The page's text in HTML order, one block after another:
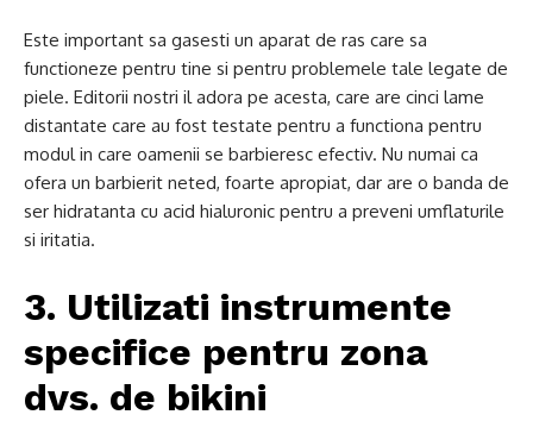
Este important sa gasesti un aparat de ras care sa
functioneze pentru tine si pentru problemele tale legate de
piele. Editorii nostri il adora pe acesta, care are cinci lame
distantate care au fost testate pentru a functiona pentru
modul in care oamenii se barbieresc efectiv. Nu numai ca
ofera un barbierit neted, foarte apropiat, dar are o banda de
ser hidratanta cu acid hialuronic pentru a preveni umflaturile
si iritatia.
3. Utilizati instrumente
specifice pentru zona
dvs. de bikini